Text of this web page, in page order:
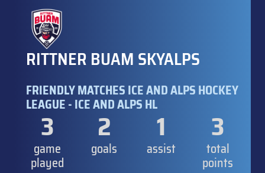
RITTNER BUAM SKYALPS
FRIENDLY MATCHES ICE AND ALPS HOCKEY
LEAGUE - ICE AND ALPS HL
3
game
played
2
goals
1
assist
3
total
points